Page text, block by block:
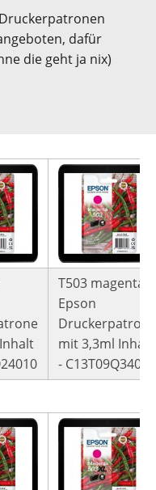
dafür
die geht ja nix)
T503 magenta
Epson
Druckerpatrone
mit 3,3ml Inhalt
- C13T09Q34010